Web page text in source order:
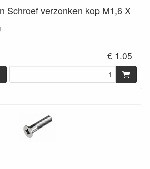
Schroef verzonken kop M1,6 X
€ 1.05